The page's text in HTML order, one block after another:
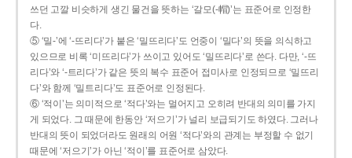
쓰던 고깔 비슷하게 생긴 물건을 뜻하는 ‘갈모(-帽)’는 표준어로 인정한
다.
⑤ ‘밀-’에 ‘-뜨리다’가 붙은 ‘밀뜨리다’도 언중이 ‘밀다’의 뜻을 의식하고
있으므로 비록 ‘미뜨리다’가 쓰이고 있어도 ‘밀뜨리다’로 쓴다. 다만, ‘-뜨
리다’와 ‘-트리다’가 같은 뜻의 복수 표준어 접미사로 인정되므로 ‘밀뜨리
다’와 함께 ‘밀트리다’도 표준어로 인정된다.
⑥ ‘적이’는 의미적으로 ‘적다’와는 멀어지고 오히려 반대의 의미를 가지
게 되었다. 그 때문에 한동안 ‘저으기’가 널리 보급되기도 하였다. 그러나
반대의 뜻이 되었더라도 원래의 어원 ‘적다’와의 관계는 부정할 수 없기
때문에 ‘저으기’가 아닌 ‘적이’를 표준어로 삼았다.